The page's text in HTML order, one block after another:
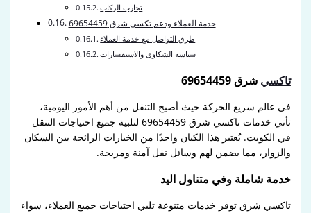
تجارب الركاب
خدمة العملاء ودعم تكسي شرق 69654459
طرق التواصل مع خدمة العملاء
سياسة الشكاوى والاستفسارات
تاكسي شرق 69654459
في عالم سريع الحركة حيث أصبح التنقل من أهم الأمور اليومية،
تأتي خدمات تاكسي شرق 69654459 لتلبية جميع احتياجات التنقل
في الكويت. يُعتبر هذا الكيان واحدًا من الخيارات الرائجة بين السكان
والزوار، مما يضمن لهم وسائل نقل آمنة ومريحة.
خدمة شاملة وفي متناول اليد
تاكسي شرق توفر خدمات متنوعة تلبي احتياجات جميع العملاء، سواء